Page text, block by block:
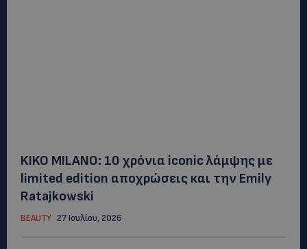
KIKO MILANO: 10 χρόνια iconic λάμψης με
limited edition αποχρώσεις και την Emily
Ratajkowski
BEAUTY 27 Ιουλίου, 2026